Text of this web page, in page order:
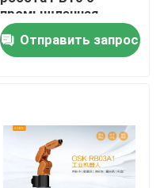
промышленная
роботизированная
Отправить запрос